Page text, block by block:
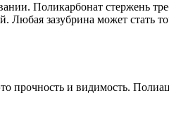
Поликарбонат стержень
Любая зазубрина может стать
прочность и видимость.